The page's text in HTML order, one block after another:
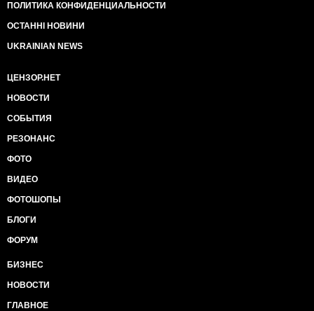
ПОЛИТИКА КОНФИДЕНЦИАЛЬНОСТИ
ОСТАННІ НОВИНИ
UKRAINIAN NEWS
ЦЕНЗОР.НЕТ
НОВОСТИ
СОБЫТИЯ
РЕЗОНАНС
ФОТО
ВИДЕО
ФОТОШОПЫ
БЛОГИ
ФОРУМ
БИЗНЕС
НОВОСТИ
ГЛАВНОЕ